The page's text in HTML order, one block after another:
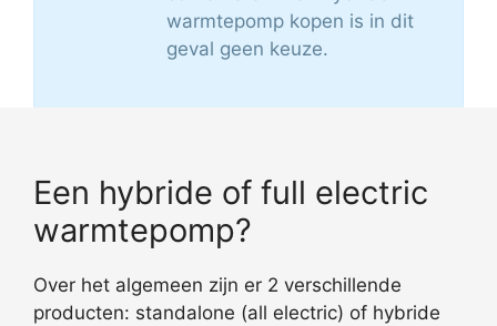
warmtepomp kopen is in dit
geval geen keuze.
Een hybride of full electric
warmtepomp?
Over het algemeen zijn er 2 verschillende
producten: standalone (all electric) of hybride